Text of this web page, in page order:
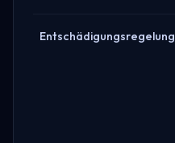
Entschädigungsregelung